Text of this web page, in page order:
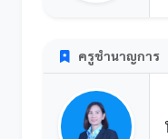
ครูชำนาญการ